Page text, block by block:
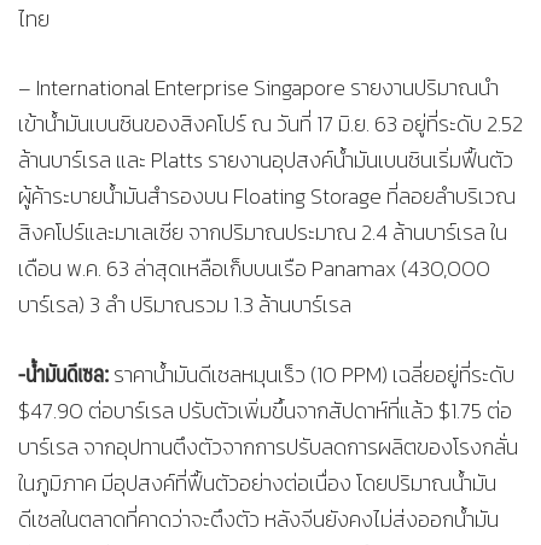
ไทย
– International Enterprise Singapore รายงานปริมาณนำ
เข้าน้ำมันเบนซินของสิงคโปร์ ณ วันที่ 17 มิ.ย. 63 อยู่ที่ระดับ 2.52
ล้านบาร์เรล และ Platts รายงานอุปสงค์น้ำมันเบนซินเริ่มฟื้นตัว
ผู้ค้าระบายน้ำมันสำรองบน Floating Storage ที่ลอยลำบริเวณ
สิงคโปร์และมาเลเซีย จากปริมาณประมาณ 2.4 ล้านบาร์เรล ใน
เดือน พ.ค. 63 ล่าสุดเหลือเก็บบนเรือ Panamax (430,000
บาร์เรล) 3 ลำ ปริมาณรวม 1.3 ล้านบาร์เรล
-น้ำมันดีเซล:ราคาน้ำมันดีเซลหมุนเร็ว (10 PPM) เฉลี่ยอยู่ที่ระดับ
$47.90 ต่อบาร์เรล ปรับตัวเพิ่มขึ้นจากสัปดาห์ที่แล้ว $1.75 ต่อ
บาร์เรล จากอุปทานตึงตัวจากการปรับลดการผลิตของโรงกลั่น
ในภูมิภาค มีอุปสงค์ที่ฟื้นตัวอย่างต่อเนื่อง โดยปริมาณน้ำมัน
ดีเซลในตลาดที่คาดว่าจะตึงตัว หลังจีนยังคงไม่ส่งออกน้ำมัน